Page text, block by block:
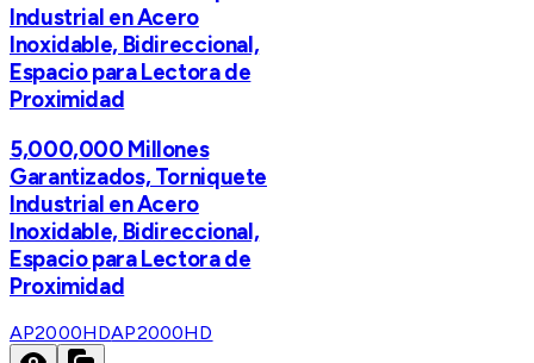
Industrial en Acero
Inoxidable, Bidireccional,
Espacio para Lectora de
Proximidad
5,000,000 Millones
Garantizados, Torniquete
Industrial en Acero
Inoxidable, Bidireccional,
Espacio para Lectora de
Proximidad
AP2000HDAP2000HD